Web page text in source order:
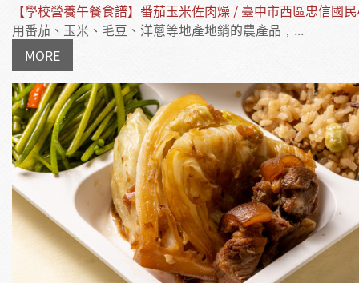
【學校營養午餐食譜】番茄玉米佐肉燥 / 臺中市西區忠信國
用番茄、玉米、毛豆、洋蔥等地產地銷的農產品，...
MORE